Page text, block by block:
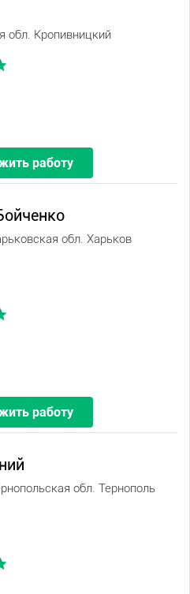
обл. Кропивницкий
работу
обл. Харьков
работу
обл. Тернополь